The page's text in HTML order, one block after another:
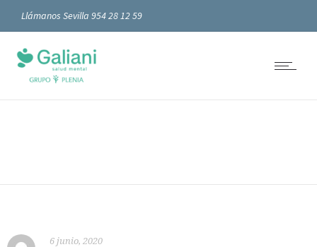
Llámanos Sevilla 954 28 12 59
6 junio, 2020